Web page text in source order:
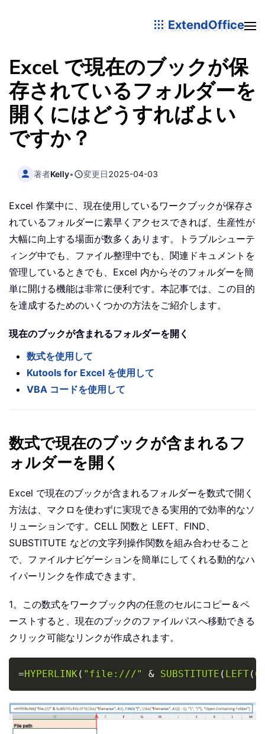
ExtendOffice
Excel で現在のブックが保
存されているフォルダーを
開くにはどうすればよい
ですか？
著者Kelly• 変更日2025-04-03
Excel 作業中に、現在使用しているワークブックが保存さ
れているフォルダーに素早くアクセスできれば、生産性が
大幅に向上する場面が数多くあります。トラブルシューテ
ィング中でも、ファイル整理中でも、関連ドキュメントを
管理しているときでも、Excel 内からそのフォルダーを簡
単に開ける機能は非常に便利です。本記事では、この目的
を達成するためのいくつかの方法をご紹介します。
現在のブックが含まれるフォルダーを開く
数式を使用して
Kutools for Excel を使用して
VBA コードを使用して
数式で現在のブックが含まれるフ
ォルダーを開く
Excel で現在のブックが含まれるフォルダーを数式で開く
方法は、マクロを使わずに実現できる実用的で効率的なソ
リューションです。CELL 関数と LEFT、FIND、
SUBSTITUTE などの文字列操作関数を組み合わせること
で、ファイルナビゲーションを簡単にしてくれる動的なハ
イパーリンクを作成できます。
1。この数式をワークブック内の任意のセルにコピー＆ペ
ーストすると、現在のブックのファイルパスへ移動できる
クリック可能なリンクが作成されます。
=HYPERLINK( "file:///" & SUBSTITUTE ( LEFT(
Copy